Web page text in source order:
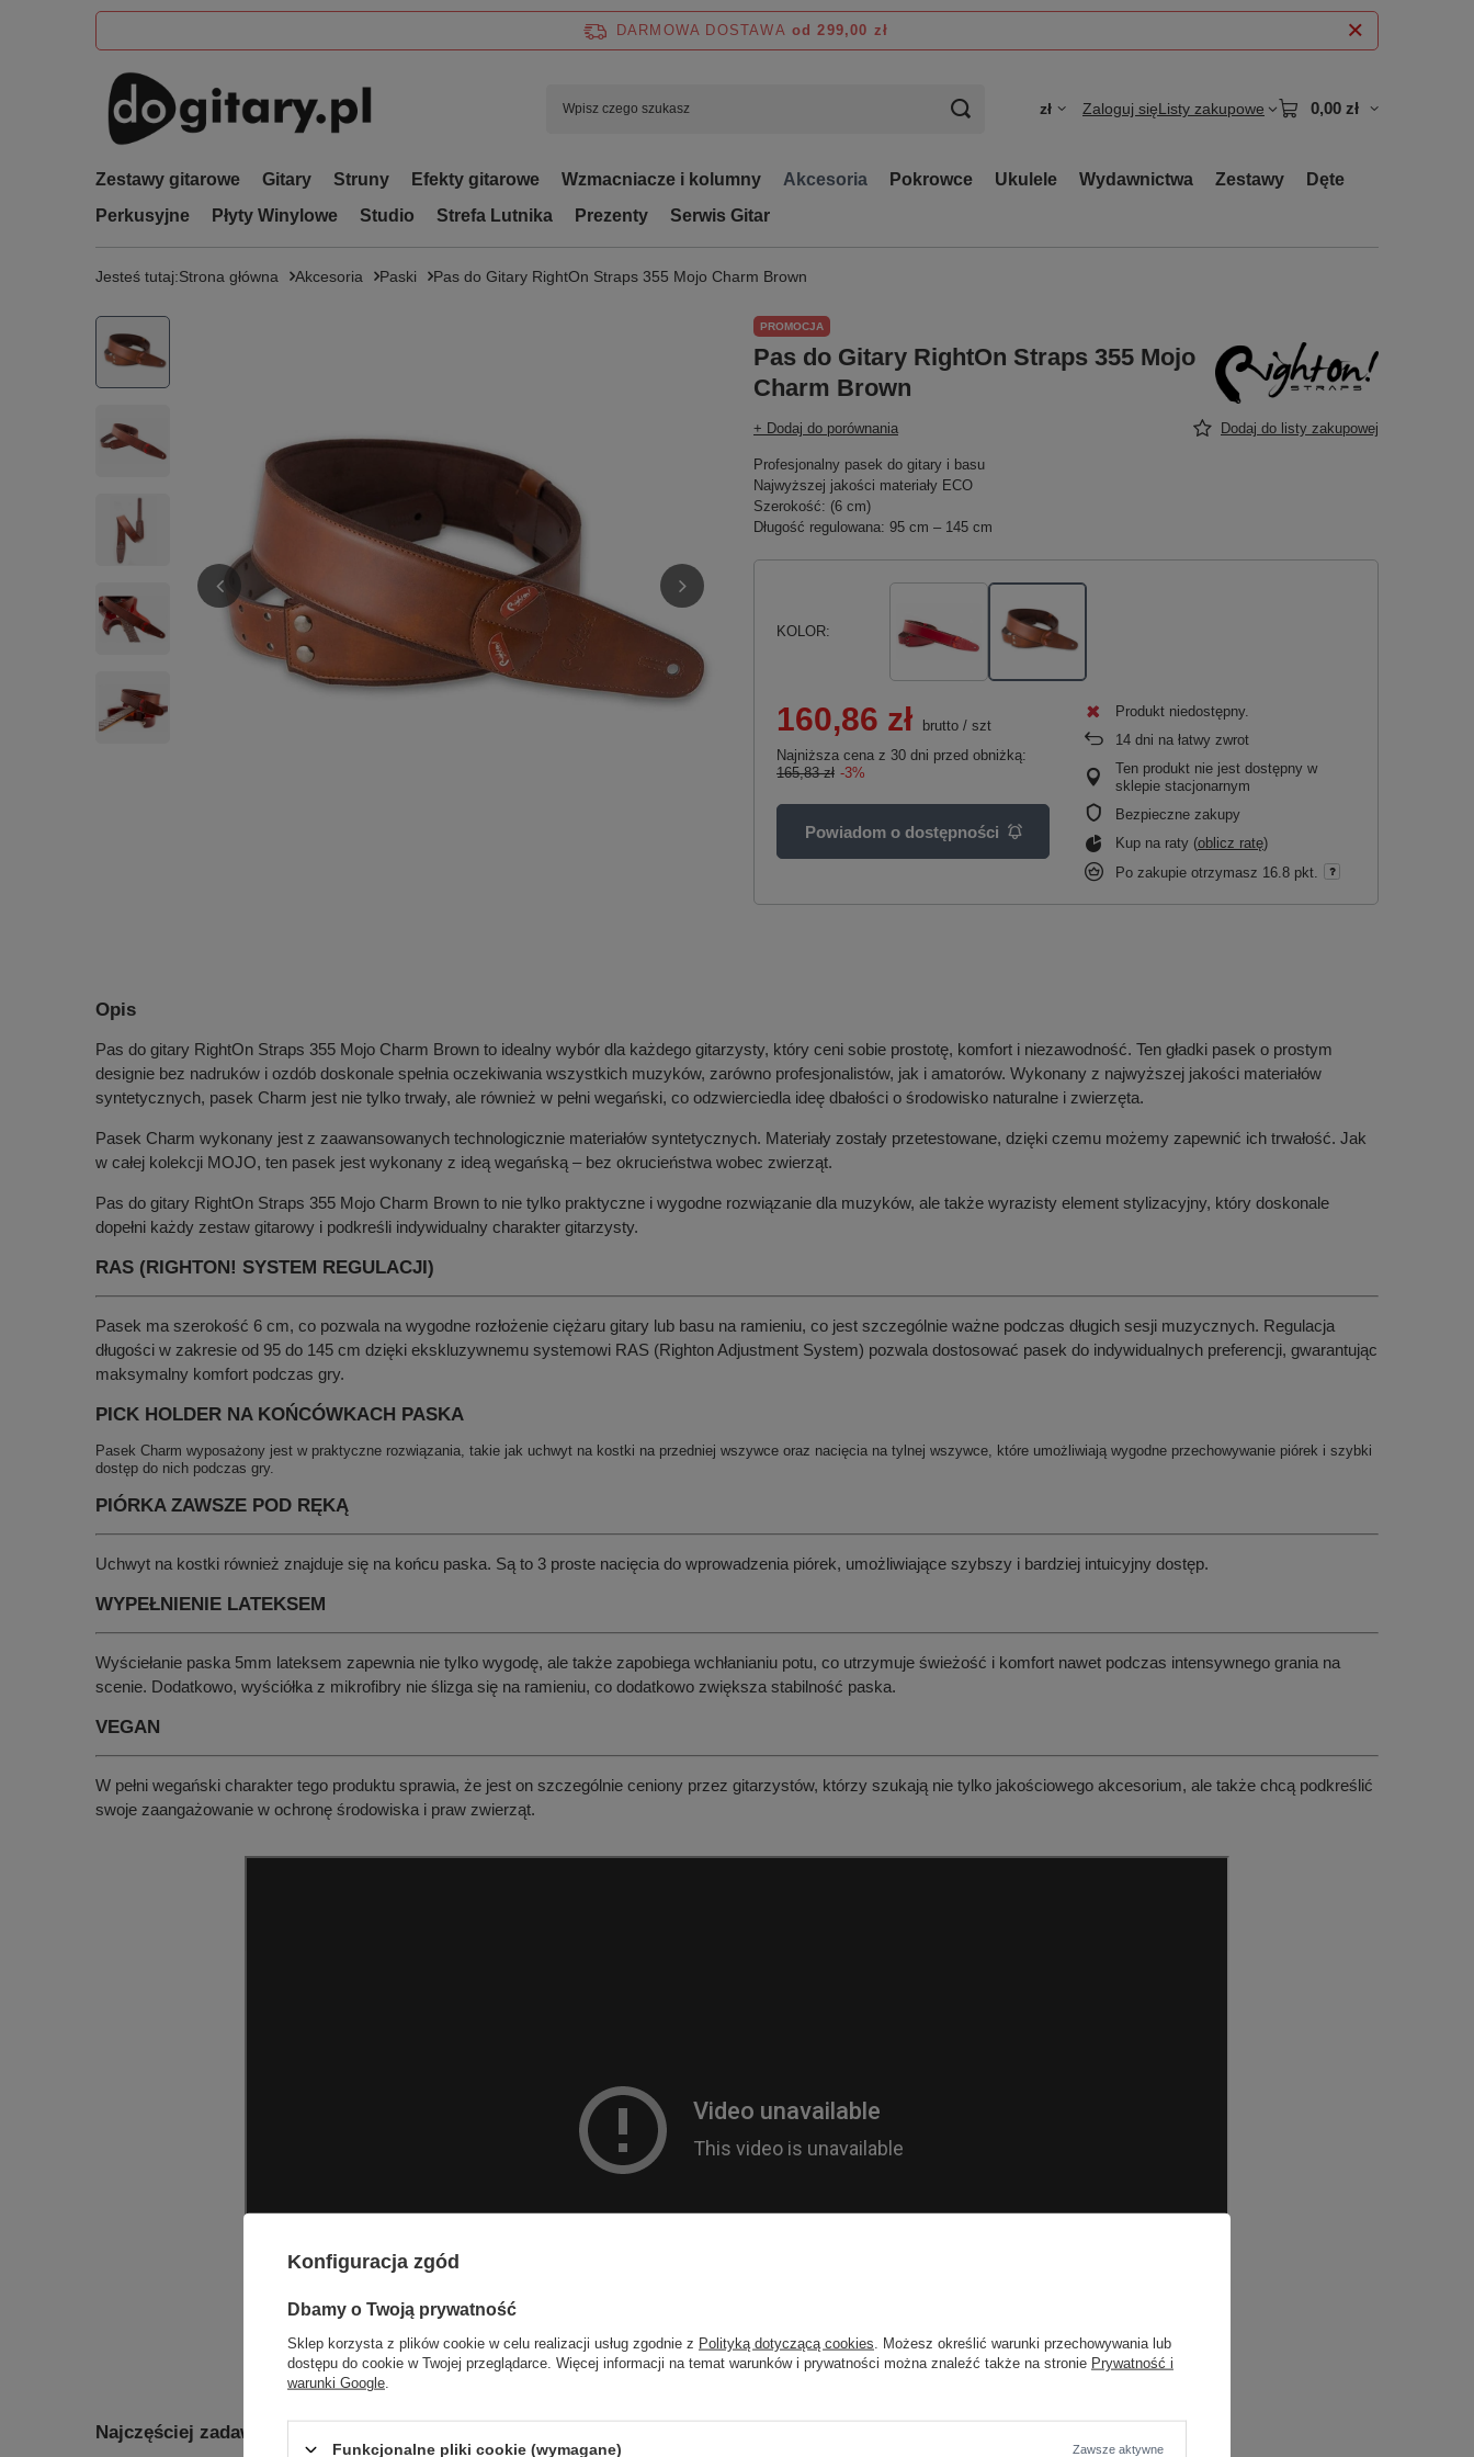
DARMOWA DOSTAWA od 299,00 zł
zł Zaloguj sięListy zakupowe 0,00 zł
Zestawy gitarowe Gitary Struny Efekty gitarowe Wzmacniacze i kolumny Akcesoria Pokrowce Ukulele Wydawnictwa Zestawy
Dęte
Perkusyjne
Płyty Winylowe Studio Strefa Lutnika Prezenty Serwis Gitar
Jesteś tutaj:Strona główna Akcesoria Paski Pas do Gitary RightOn Straps 355 Mojo Charm Brown
PROMOCJA
Pas do Gitary RightOn Straps 355 Mojo
Charm Brown
+ Dodaj do porównania Dodaj do listy zakupowej
Profesjonalny pasek do gitary i basu
Najwyższej jakości materiały ECO
Szerokość: (6 cm)
Długość regulowana: 95 cm – 145 cm
KOLOR
160,86 zł brutto / szt
Najniższa cena z 30 dni przed obniżką:
165,83 zł -3%
Powiadom o dostępności
Produkt niedostępny
14 dni na łatwy zwrot
Ten produkt nie jest dostępny w
sklepie stacjonarnym
Bezpieczne zakupy
Kup na raty (oblicz ratę)
Po zakupie otrzymasz 16.8 pkt.
Opis
Pas do gitary RightOn Straps 355 Mojo Charm Brown to idealny wybór dla każdego gitarzysty, który ceni sobie prostotę, komfort i niezawodność. Ten gładki pasek o prostym
designie bez nadruków i ozdób doskonale spełnia oczekiwania wszystkich muzyków, zarówno profesjonalistów, jak i amatorów. Wykonany z najwyższej jakości materiałów
syntetycznych, pasek Charm jest nie tylko trwały, ale również w pełni wegański, co odzwierciedla ideę dbałości o środowisko naturalne i zwierzęta.
Pasek Charm wykonany jest z zaawansowanych technologicznie materiałów syntetycznych. Materiały zostały przetestowane, dzięki czemu możemy zapewnić ich trwałość. Jak
w całej kolekcji MOJO, ten pasek jest wykonany z ideą wegańską – bez okrucieństwa wobec zwierząt.
Pas do gitary RightOn Straps 355 Mojo Charm Brown to nie tylko praktyczne i wygodne rozwiązanie dla muzyków, ale także wyrazisty element stylizacyjny, który doskonale
dopełni każdy zestaw gitarowy i podkreśli indywidualny charakter gitarzysty.
RAS (RIGHTON! SYSTEM REGULACJI)
Pasek ma szerokość 6 cm, co pozwala na wygodne rozłożenie ciężaru gitary lub basu na ramieniu, co jest szczególnie ważne podczas długich sesji muzycznych. Regulacja
długości w zakresie od 95 do 145 cm dzięki ekskluzywnemu systemowi RAS (Righton Adjustment System) pozwala dostosować pasek do indywidualnych preferencji, gwarantując
maksymalny komfort podczas gry.
PICK HOLDER NA KOŃCÓWKACH PASKA
Pasek Charm wyposażony jest w praktyczne rozwiązania, takie jak uchwyt na kostki na przedniej wszywce oraz nacięcia na tylnej wszywce, które umożliwiają wygodne przechowywanie piórek i szybki
dostęp do nich podczas gry.
PIÓRKA ZAWSZE POD RĘKĄ
Uchwyt na kostki również znajduje się na końcu paska. Są to 3 proste nacięcia do wprowadzenia piórek, umożliwiające szybszy i bardziej intuicyjny dostęp.
WYPEŁNIENIE LATEKSEM
Wyściełanie paska 5mm lateksem zapewnia nie tylko wygodę, ale także zapobiega wchłanianiu potu, co utrzymuje świeżość i komfort nawet podczas intensywnego grania na
scenie. Dodatkowo, wyściółka z mikrofibry nie ślizga się na ramieniu, co dodatkowo zwiększa stabilność paska.
VEGAN
W pełni wegański charakter tego produktu sprawia, że jest on szczególnie ceniony przez gitarzystów, którzy szukają nie tylko jakościowego akcesorium, ale także chcą podkreślić
swoje zaangażowanie w ochronę środowiska i praw zwierząt.
Najczęściej zadawane pytania
Konfiguracja zgód
Dbamy o Twoją prywatność
Sklep korzysta z plików cookie w celu realizacji usług zgodnie z Polityką dotyczącą cookies . Możesz określić warunki przechowywania lub
dostępu do cookie w Twojej przeglądarce. Więcej informacji na temat warunków i prywatności można znaleźć także na stronie Prywatność i
warunki Google
Funkcjonalne pliki cookie (wymagane) Zawsze aktywne